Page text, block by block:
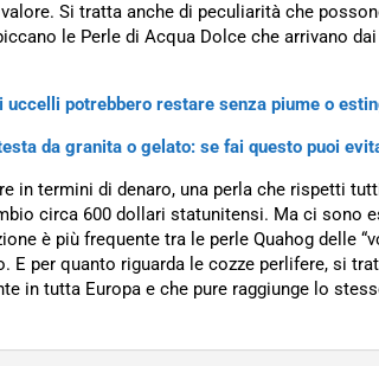
Si tratta anche di peculiarità che
le Perle di Acqua Dolce che arrivano
uccelli potrebbero restare senza piume o
da granita o gelato: se fai questo puoi
in termini di denaro, una perla che rispetti
circa 600 dollari statunitensi. Ma ci sono
è più frequente tra le perle Quahog delle
E per quanto riguarda le cozze perlifere, si
in tutta Europa e che pure raggiunge lo